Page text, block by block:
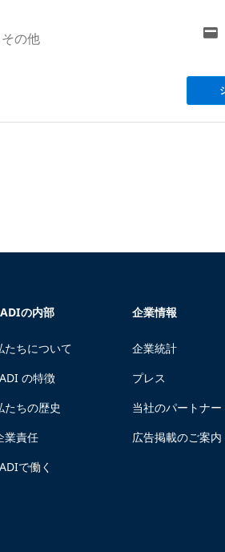
の他
の内部
たちについて
の特徴
たちの歴史
業責任
で働く
企業情報
企業統計
プレス
当社のパートナー
広告掲載のご案内